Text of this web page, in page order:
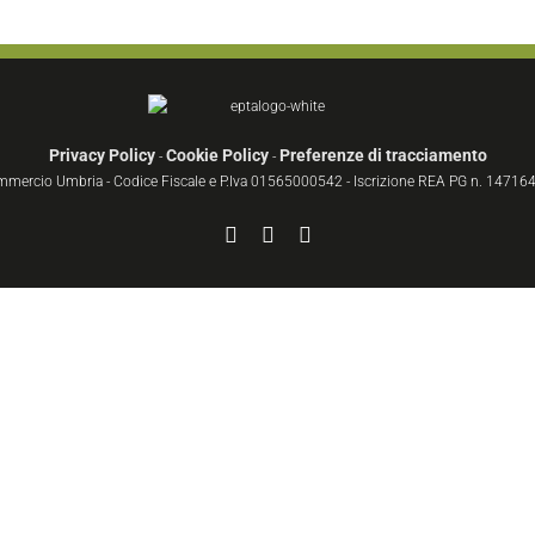
Privacy Policy- Cookie Policy- Preferenze di tracciamento
Umbria - Codice Fiscale e P.Iva 01565000542 - Iscrizione REA PG n.
FacebookYouTube